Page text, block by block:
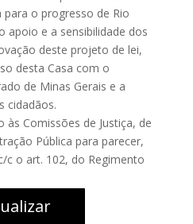
o progresso de Rio
apoio e a sensibilidade dos
deste projeto de lei,
desta Casa com o
de Minas Gerais e a
cidadãos.
Comissões de Justiça, de
Pública para parecer,
c o art. 102, do Regimento